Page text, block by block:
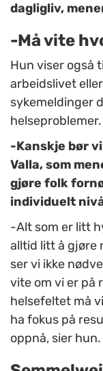
dagligliv,
-Må vite
Hun viser også
arbeidslivet
sykemeldinger
helseproblemer.
-Kanskje bør
Valla, som
gjøre folk
individuelt
-Alt som er litt
alltid litt å gjøre
ser vi ikke
vite om vi er på
helsefeltet må
ha fokus på
oppnå, sier hun.